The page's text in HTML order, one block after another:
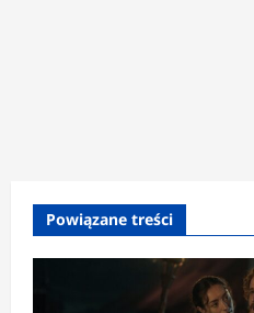
Powiązane treści